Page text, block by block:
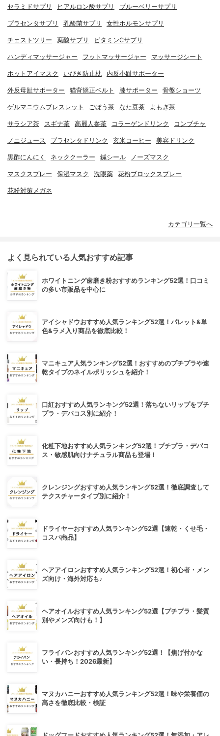
セラミドサプリ ヒアルロン酸サプリ ブルーベリーサプリ
プラセンタサプリ 乳酸菌サプリ 女性ホルモンサプリ
チェストツリー 葉酸サプリ ビタミンCサプリ
ハンディマッサージャー フットマッサージャー マッサージシート
ホットアイマスク いびき防止枕 内反小趾サポーター
外反母趾サポーター 猫背矯正ベルト 膝サポーター 骨盤ショーツ
ゲルマニウムブレスレット ごぼう茶 なた豆茶 よもぎ茶
サラシア茶 スギナ茶 高麗人参茶 コラーゲンドリンク コンブチャ
ノニジュース プラセンタドリンク 玄米コーヒー 美容ドリンク
黒酢にんにく ネッククーラー 鍼シール ノーズマスク
マスクスプレー 保湿マスク 洗眼薬 花粉ブロックスプレー
花粉対策メガネ
カテゴリ一覧へ
よく見られている人気おすすめ記事
ホワイトニング歯磨き粉おすすめランキング52選！口コミ
の多い市販品を中心に
アイシャドウおすすめ人気ランキング52選！パレット&単
色&ラメ入り商品を徹底比較！
マニキュア人気ランキング52選！おすすめのプチプラや速
乾タイプのネイルポリッシュを紹介！
口紅おすすめ人気ランキング52選！落ちないリップをプチ
プラ・デパコス別に紹介！
化粧下地おすすめ人気ランキング52選！プチプラ・デパコ
ス・敏感肌向けナチュラル商品も登場！
クレンジングおすすめ人気ランキング52選！徹底調査して
テクスチャータイプ別に紹介！
ドライヤーおすすめ人気ランキング52選【速乾・くせ毛・
コスパ商品】
ヘアアイロンおすすめ人気ランキング52選！初心者・メン
ズ向け・海外対応も♪
ヘアオイルおすすめ人気ランキング52選【プチプラ・髪質
別やメンズ向けも！】
フライパンおすすめ人気ランキング52選！【焦げ付かな
い・長持ち！2026最新】
マヌカハニーおすすめ人気ランキング52選！味や栄養価の
高さを徹底比較・検証